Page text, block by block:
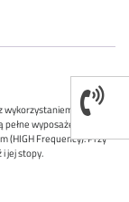
IGBT
wyposażenie i są
(HIGH Frequency). Przy
jej stopy.